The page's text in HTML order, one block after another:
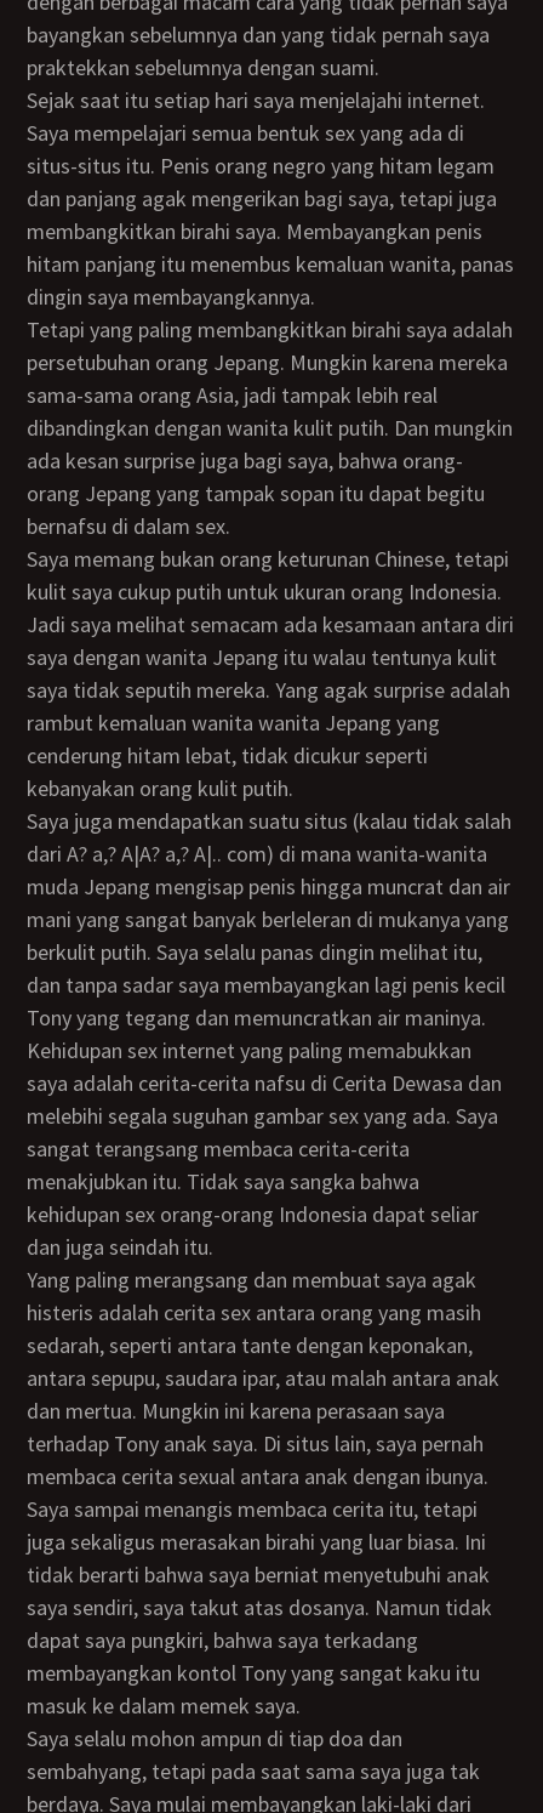
bayangkan sebelumnya dan yang tidak pernah saya
praktekkan sebelumnya dengan suami.
Sejak saat itu setiap hari saya menjelajahi internet.
Saya mempelajari semua bentuk sex yang ada di
situs-situs itu. Penis orang negro yang hitam legam
dan panjang agak mengerikan bagi saya, tetapi juga
membangkitkan birahi saya. Membayangkan penis
hitam panjang itu menembus kemaluan wanita, panas
dingin saya membayangkannya.
Tetapi yang paling membangkitkan birahi saya adalah
persetubuhan orang Jepang. Mungkin karena mereka
sama-sama orang Asia, jadi tampak lebih real
dibandingkan dengan wanita kulit putih. Dan mungkin
ada kesan surprise juga bagi saya, bahwa orang-
orang Jepang yang tampak sopan itu dapat begitu
bernafsu di dalam sex.
Saya memang bukan orang keturunan Chinese, tetapi
kulit saya cukup putih untuk ukuran orang Indonesia.
Jadi saya melihat semacam ada kesamaan antara diri
saya dengan wanita Jepang itu walau tentunya kulit
saya tidak seputih mereka. Yang agak surprise adalah
rambut kemaluan wanita wanita Jepang yang
cenderung hitam lebat, tidak dicukur seperti
kebanyakan orang kulit putih.
Saya juga mendapatkan suatu situs (kalau tidak salah
dari A? a,? A|A? a,? A|.. com) di mana wanita-wanita
muda Jepang mengisap penis hingga muncrat dan air
mani yang sangat banyak berleleran di mukanya yang
berkulit putih. Saya selalu panas dingin melihat itu,
dan tanpa sadar saya membayangkan lagi penis kecil
Tony yang tegang dan memuncratkan air maninya.
Kehidupan sex internet yang paling memabukkan
saya adalah cerita-cerita nafsu di Cerita Dewasa dan
melebihi segala suguhan gambar sex yang ada. Saya
sangat terangsang membaca cerita-cerita
menakjubkan itu. Tidak saya sangka bahwa
kehidupan sex orang-orang Indonesia dapat seliar
dan juga seindah itu.
Yang paling merangsang dan membuat saya agak
histeris adalah cerita sex antara orang yang masih
sedarah, seperti antara tante dengan keponakan,
antara sepupu, saudara ipar, atau malah antara anak
dan mertua. Mungkin ini karena perasaan saya
terhadap Tony anak saya. Di situs lain, saya pernah
membaca cerita sexual antara anak dengan ibunya.
Saya sampai menangis membaca cerita itu, tetapi
juga sekaligus merasakan birahi yang luar biasa. Ini
tidak berarti bahwa saya berniat menyetubuhi anak
saya sendiri, saya takut atas dosanya. Namun tidak
dapat saya pungkiri, bahwa saya terkadang
membayangkan kontol Tony yang sangat kaku itu
masuk ke dalam memek saya.
Saya selalu mohon ampun di tiap doa dan
sembahyang, tetapi pada saat sama saya juga tak
berdaya. Saya mulai membayangkan laki-laki dari